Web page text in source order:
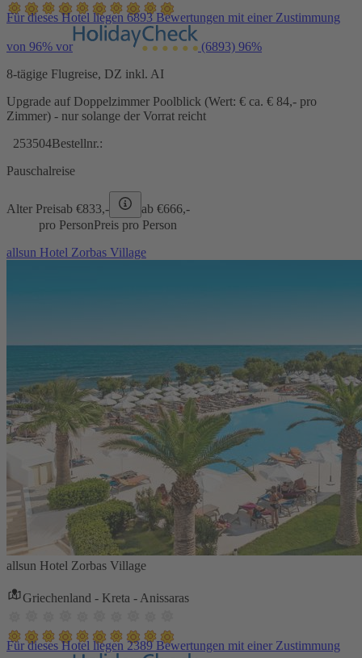
Für dieses Hotel liegen 6893 Bewertungen mit einer Zustimmung
von 96% vor (6893) 96%
8-tägige Flugreise, DZ inkl. AI
Upgrade auf Doppelzimmer Poolblick (Wert: € ca. € 84,- pro
Zimmer) - nur solange der Vorrat reicht
253504Bestellnr.:
Pauschalreise
Alter Preisab €833,- ab €666,-
pro PersonPreis pro Person
allsun Hotel Zorbas Village
allsun Hotel Zorbas Village
Griechenland - Kreta - Anissaras
Für dieses Hotel liegen 2389 Bewertungen mit einer Zustimmung